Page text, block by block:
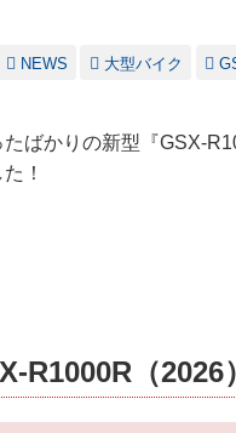
NEWS 大型バイク
ばかりの新型『GSX-
！
R1000R（